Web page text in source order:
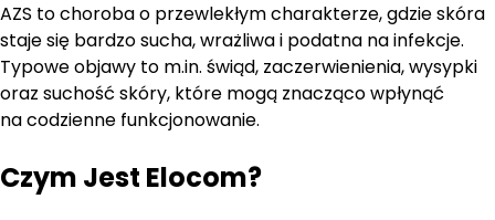
AZS to choroba o przewlekłym charakterze, gdzie skóra
staje się bardzo sucha, wrażliwa i podatna na infekcje.
Typowe objawy to m.in. świąd, zaczerwienienia, wysypki
oraz suchość skóry, które mogą znacząco wpłynąć
na codzienne funkcjonowanie.
Czym Jest Elocom?